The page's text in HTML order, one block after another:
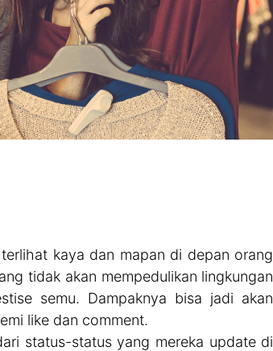
kaya dan mapan di depan orang
tidak akan mempedulikan lingkungan
semu. Dampaknya bisa jadi akan
like dan comment.
status-status yang mereka update di